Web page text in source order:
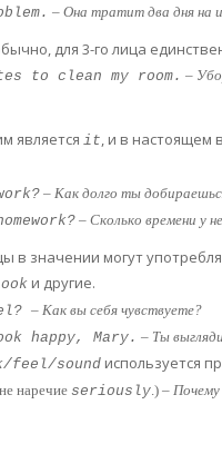
– Она тратит два дня на
для 3-го лица
to clean my room. –
является it, и в настоящем
– Как долго ты
– Сколько времени у
в значении могут
и другие.
– Как вы себя чувствуете?
happy, Mary. – Ты
feel/sound используется
наречиеseriously.) –